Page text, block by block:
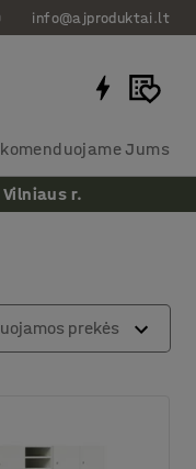
info@ajproduktai.lt
Jums
r.
prekės